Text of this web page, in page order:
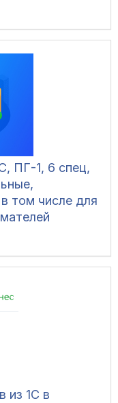
ПГ-1, 6 спец,
том числе для
из 1С в